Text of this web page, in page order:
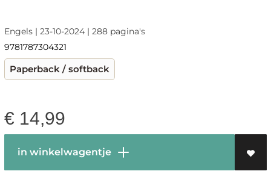
Engels | 23-10-2024 | 288 pagina's
9781787304321
Paperback / softback
€ 14,99
in winkelwagentje